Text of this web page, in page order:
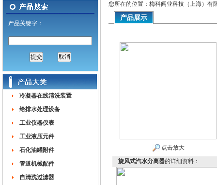
产品关键字：
冷凝器在线清洗装置
给排水处理设备
工业仪器仪表
工业液压元件
石化油罐附件
管道机械配件
自清洗过滤器
您所在的位置：梅科阀业科技（上海）有
产品展示
点击放大
旋风式汽水分离器的详细资料：